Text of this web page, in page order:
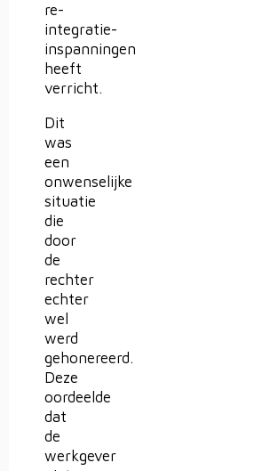
re-
integratie-
inspanningen
heeft
verricht.
Dit
was
een
onwenselijke
situatie
die
door
de
rechter
echter
wel
werd
gehonereerd.
Deze
oordeelde
dat
de
werkgever